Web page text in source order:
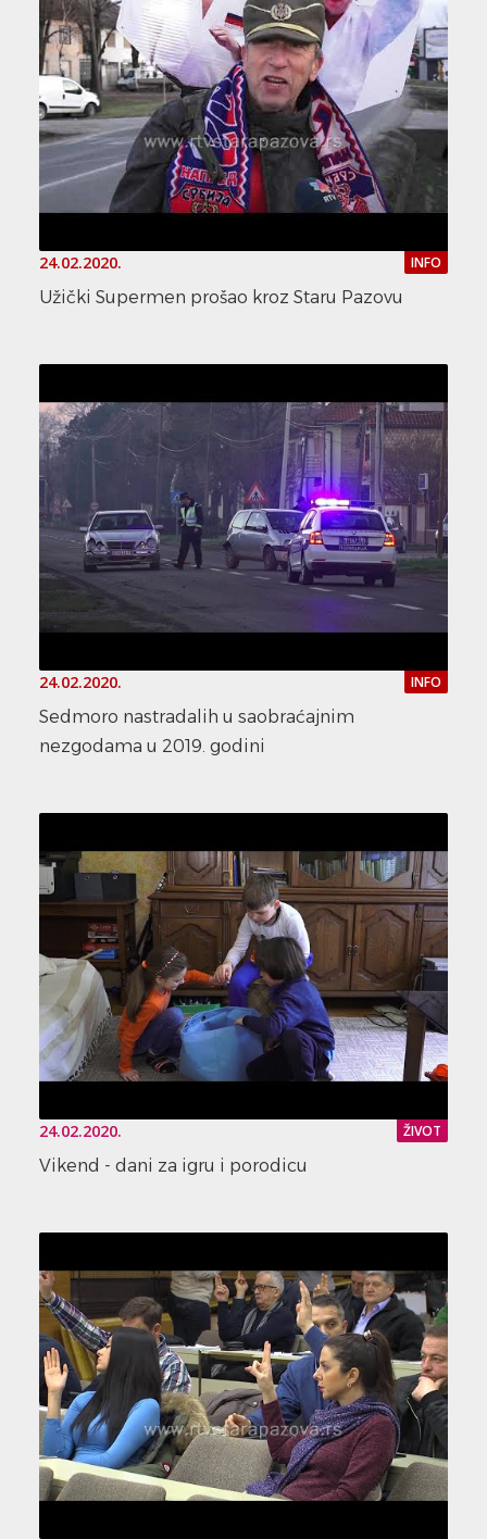
24.02.2020. INFO
Užički Supermen prošao kroz Staru Pazovu
24.02.2020. INFO
Sedmoro nastradalih u saobraćajnim
nezgodama u 2019. godini
24.02.2020. ŽIVOT
Vikend - dani za igru i porodicu